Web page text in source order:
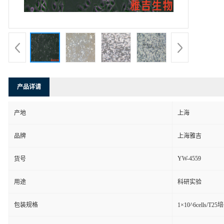
产品详请
产地 上海
品牌 上海雅吉
货号 YW-4559
用途 科研实验
包装规格 1×10^6cells/T25